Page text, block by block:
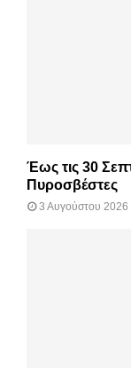
Έως τις 30
Πυροσβέστες
3 Αυγούστου 2026